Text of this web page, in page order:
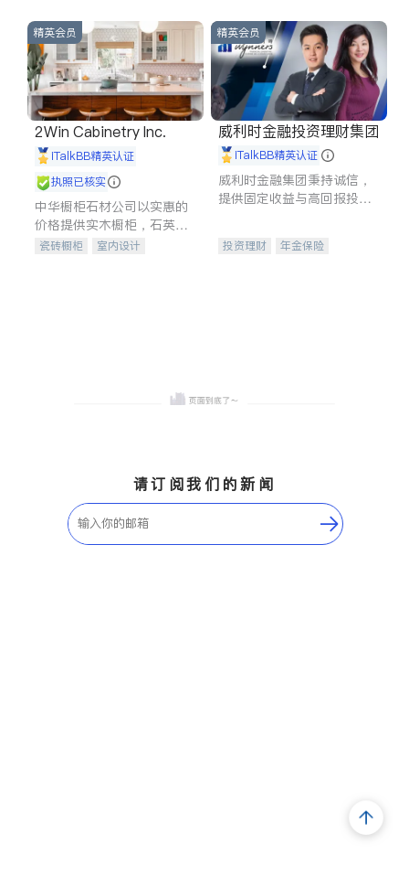
精英会员
2Win Cabinetry Inc.
iTalkBB精英认证
执照已核实
中华橱柜石材公司以实惠的
价格提供实木橱柜，石英石
台面，多种优质不锈钢水
瓷砖橱柜
室内设计
精英会员
威利时金融投资理财集团
iTalkBB精英认证
威利时金融集团秉持诚信，
提供固定收益与高回报投资
合，助力客户实现目标
投资理财
年金保险
请订阅我们的新闻